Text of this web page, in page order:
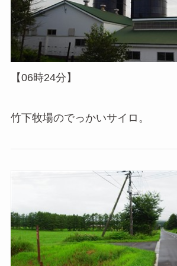
【06時24分】
竹下牧場のでっかいサイロ。